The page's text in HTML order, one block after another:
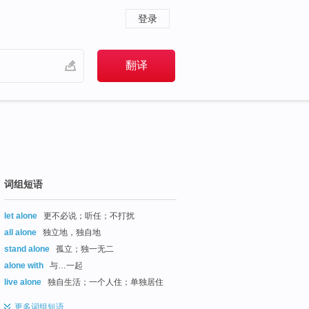
登录
词组短语
let alone
更不必说；听任；不打扰
all alone
独立地，独自地
stand alone
孤立；独一无二
alone with
与…一起
live alone
独自生活；一个人住；单独居住
更多词组短语